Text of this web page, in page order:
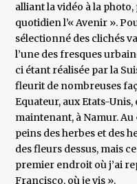
alliant la vidéo à la
quotidien l’« Avenir ».
sélectionné des clichés
l’une des fresques
ci étant réalisée par la
fleurit de nombreuses
Equateur, aux Etats-
maintenant, à Namur. Au
peins des herbes et des
des fleurs dessus, mais
premier endroit où j’ai
Francisco, où je vis ».